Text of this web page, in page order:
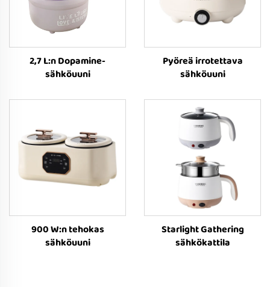
2,7 L:n Dopamine-
sähköuuni
Pyöreä irrotettava
sähköuuni
900 W:n tehokas
sähköuuni
Starlight Gathering
sähkökattila